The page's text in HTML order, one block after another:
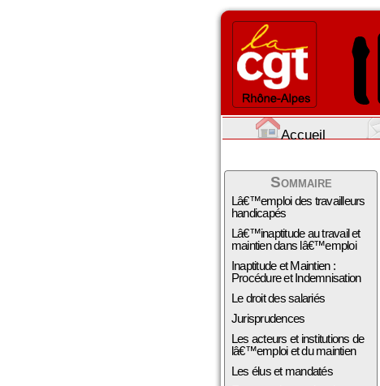
Accueil
Sommaire
Lâ€™emploi des travailleurs
handicapés
Lâ€™inaptitude au travail et
maintien dans lâ€™emploi
Inaptitude et Maintien :
Procédure et Indemnisation
Le droit des salariés
Jurisprudences
Les acteurs et institutions de
lâ€™emploi et du maintien
Les élus et mandatés